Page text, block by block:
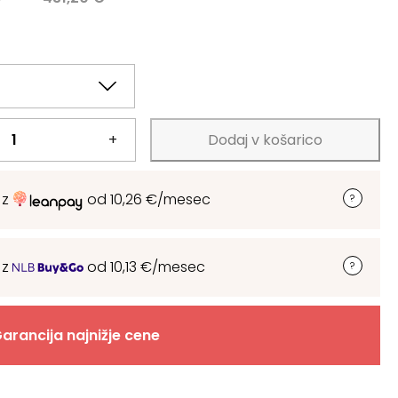
+ Dodaj v košarico
od 10,26 €/mesec
od 10,13 €/mesec
najnižje cene